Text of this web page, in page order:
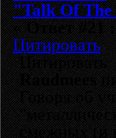
"Talk Of The
«Ответ #21 :
Цитировать
Цитировать
Raudmees
Говоря об
смежных (и